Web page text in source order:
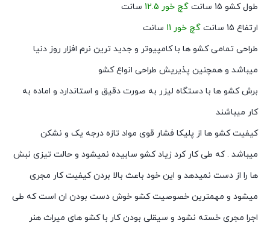
طول کشو 15 سانت
گچ خور 12.5
سانت
ارتفاع 15 سانت
گچ خور 11
سانت
طراحی تمامی کشو ها با کامپیوتر و جدید ترین نرم افزار روز دنیا
میباشد و همچنین پذیریش طراحی انواع کشو
برش کشو ها با دستگاه لیزر به صورت دقیق و استاندارد و اماده به
کار میباشند
کیفیت کشو ها از پلیکا فشار قوی مواد تازه درجه یک و نشکن
میباشد . که طی کار کرد زیاد کشو سابیده نمیشود و حالت تیزی نبش
ها را از دست نمیدهد و این خود باعث بالا بردن کیفیت کار مجری
میشود و مهمترین خصوصیت کشو خوش دست بودن ان است که طی
اجرا مجری خسته نشود و سیقلی بودن کار با کشو های میراث هنر